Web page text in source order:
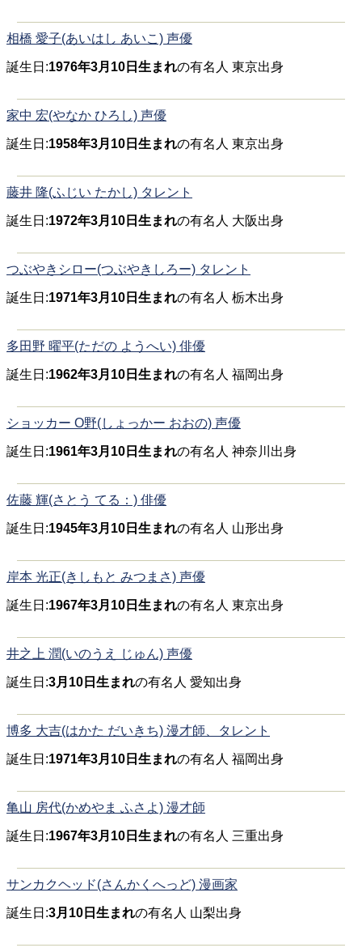
相橋 愛子(あいはし あいこ) 声優
誕生日:1976年3月10日生まれの有名人 東京出身
家中 宏(やなか ひろし) 声優
誕生日:1958年3月10日生まれの有名人 東京出身
藤井 隆(ふじい たかし) タレント
誕生日:1972年3月10日生まれの有名人 大阪出身
つぶやきシロー(つぶやきしろー) タレント
誕生日:1971年3月10日生まれの有名人 栃木出身
多田野 曜平(ただの ようへい) 俳優
誕生日:1962年3月10日生まれの有名人 福岡出身
ショッカー O野(しょっかー おおの) 声優
誕生日:1961年3月10日生まれの有名人 神奈川出身
佐藤 輝(さとう てる：) 俳優
誕生日:1945年3月10日生まれの有名人 山形出身
岸本 光正(きしもと みつまさ) 声優
誕生日:1967年3月10日生まれの有名人 東京出身
井之上 潤(いのうえ じゅん) 声優
誕生日:3月10日生まれの有名人 愛知出身
博多 大吉(はかた だいきち) 漫才師、タレント
誕生日:1971年3月10日生まれの有名人 福岡出身
亀山 房代(かめやま ふさよ) 漫才師
誕生日:1967年3月10日生まれの有名人 三重出身
サンカクヘッド(さんかくへっど) 漫画家
誕生日:3月10日生まれの有名人 山梨出身